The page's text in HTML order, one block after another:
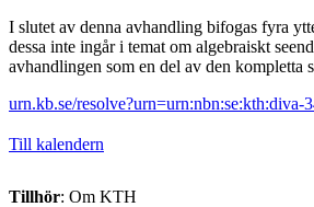
I slutet av denna avhandling bifogas fyra
dessa inte ingår i temat om algebraiskt
avhandlingen som en del av den kompletta
urn.kb.se/resolve?urn=urn:nbn:se:kth:diva-
Till kalendern
Tillhör: Om KTH